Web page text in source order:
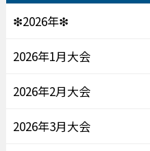
❇2026年❇
2026年1月大会
2026年2月大会
2026年3月大会